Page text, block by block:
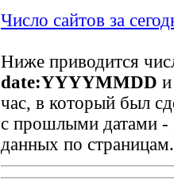
Число сайтов за
Ниже приводится
date:YYYYMMDD
час, в который был
с прошлыми датами -
данных по страницам.